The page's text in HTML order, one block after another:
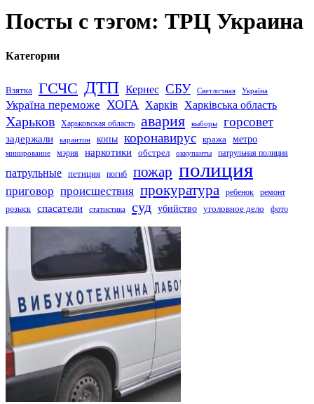
Посты с тэгом: ТРЦ Украина
Категории
Взятка ГСЧС ДТП Кернес СБУ Светличная Україна
Україна переможе ХОГА Харків Харківська область
Харьков Харьковская область авария выборы горсовет
задержали карантин копы коронавирус кража метро
минирование мэрия наркотики обстрел оккупанты патрульная полиция
патрульные петиция погиб пожар полиция
приговор происшествия прокуратура ребенок
ремонт
розыск
спасатели статистика суд убийство уголовное дело фото